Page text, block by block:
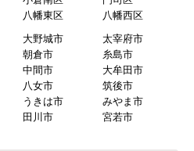
八幡東区
八幡西区
大野城市
太宰府市
朝倉市
糸島市
中間市
大牟田市
八女市
筑後市
うきは市
みやま市
田川市
宮若市